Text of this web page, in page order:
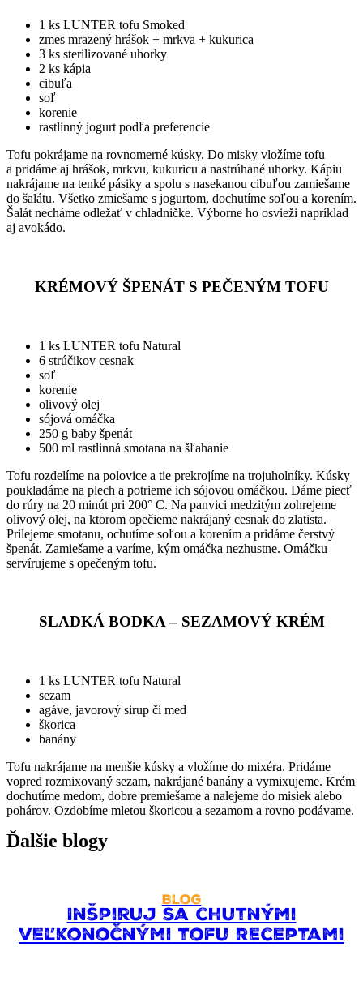
1 ks LUNTER tofu Smoked
zmes mrazený hrášok + mrkva + kukurica
3 ks sterilizované uhorky
2 ks kápia
cibuľa
soľ
korenie
rastlinný jogurt podľa preferencie
Tofu pokrájame na rovnomerné kúsky. Do misky vložíme tofu
a pridáme aj hrášok, mrkvu, kukuricu a nastrúhané uhorky. Kápiu
nakrájame na tenké pásiky a spolu s nasekanou cibuľou zamiešame
do šalátu. Všetko zmiešame s jogurtom, dochutíme soľou a korením.
Šalát necháme odležať v chladničke. Výborne ho osvieži napríklad
aj avokádo.
KRÉMOVÝ ŠPENÁT S PEČENÝM TOFU
1 ks LUNTER tofu Natural
6 strúčikov cesnak
soľ
korenie
olivový olej
sójová omáčka
250 g baby špenát
500 ml rastlinná smotana na šľahanie
Tofu rozdelíme na polovice a tie prekrojíme na trojuholníky. Kúsky
poukladáme na plech a potrieme ich sójovou omáčkou. Dáme piecť
do rúry na 20 minút pri 200° C. Na panvici medzitým zohrejeme
olivový olej, na ktorom opečieme nakrájaný cesnak do zlatista.
Prilejeme smotanu, ochutíme soľou a korením a pridáme čerstvý
špenát. Zamiešame a varíme, kým omáčka nezhustne. Omáčku
servírujeme s opečeným tofu.
SLADKÁ BODKA – SEZAMOVÝ KRÉM
1 ks LUNTER tofu Natural
sezam
agáve, javorový sirup či med
škorica
banány
Tofu nakrájame na menšie kúsky a vložíme do mixéra. Pridáme
vopred rozmixovaný sezam, nakrájané banány a vymixujeme. Krém
dochutíme medom, dobre premiešame a nalejeme do misiek alebo
pohárov. Ozdobíme mletou škoricou a sezamom a rovno podávame.
Ďalšie blogy
Blog
Inšpiruj sa chutnými
veľkonočnými tofu receptami